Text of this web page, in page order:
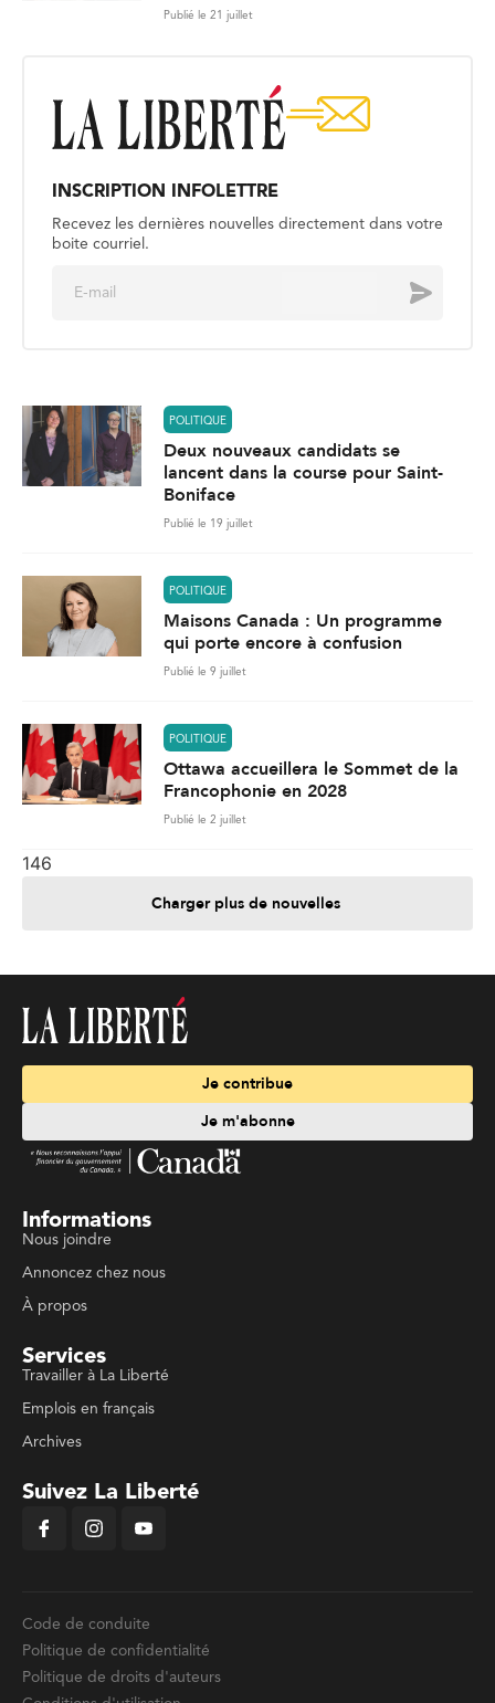
Publié le 21 juillet
INSCRIPTION INFOLETTRE
Recevez les dernières nouvelles directement dans votre
boite courriel.
Envoyer
POLITIQUE
Deux nouveaux candidats se
lancent dans la course pour Saint-
Boniface
Publié le 19 juillet
POLITIQUE
Maisons Canada : Un programme
qui porte encore à confusion
Publié le 9 juillet
POLITIQUE
Ottawa accueillera le Sommet de la
Francophonie en 2028
Publié le 2 juillet
146
Charger plus de nouvelles
Je contribue
Je m'abonne
Informations
Nous joindre
Annoncez chez nous
À propos
Services
Travailler à La Liberté
Emplois en français
Archives
Suivez La Liberté
Code de conduite
Politique de confidentialité
Politique de droits d'auteurs